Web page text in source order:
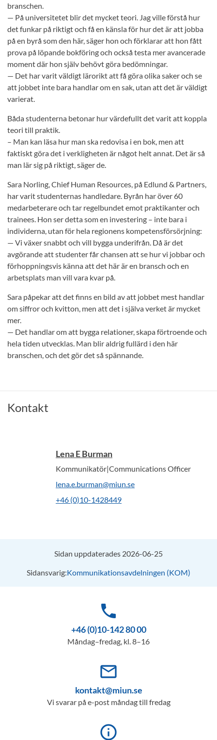
branschen.
— På universitetet blir det mycket teori. Jag ville förstå hur
det funkar på riktigt och få en känsla för hur det är att jobba
på en byrå som den här, säger hon och förklarar att hon fått
prova på löpande bokföring och också testa mer avancerade
moment där hon själv behövt göra bedömningar.
— Det har varit väldigt lärorikt att få göra olika saker och se
att jobbet inte bara handlar om en sak, utan att det är väldigt
varierat.
Båda studenterna betonar hur värdefullt det varit att koppla
teori till praktik.
– Man kan läsa hur man ska redovisa i en bok, men att
faktiskt göra det i verkligheten är något helt annat. Det är så
man lär sig på riktigt, säger de.
Sara Norling, Chief Human Resources, på Edlund & Partners,
har varit studenternas handledare. Byrån har över 60
medarbeterare och tar regelbundet emot praktikanter och
trainees. Hon ser detta som en investering – inte bara i
individerna, utan för hela regionens kompetensförsörjning:
— Vi växer snabbt och vill bygga underifrån. Då är det
avgörande att studenter får chansen att se hur vi jobbar och
förhoppningsvis känna att det här är en bransch och en
arbetsplats man vill vara kvar på.
Sara påpekar att det finns en bild av att jobbet mest handlar
om siffror och kvitton, men att det i själva verket är mycket
mer.
— Det handlar om att bygga relationer, skapa förtroende och
hela tiden utvecklas. Man blir aldrig fullärd i den här
branschen, och det gör det så spännande.
Kontakt
Lena E Burman
Kommunikatör|Communications Officer
lena.e.burman@miun.se
+46 (0)10-1428449
Sidan uppdaterades 2026-06-25
Sidansvarig:Kommunikationsavdelningen (KOM)
phone
+46 (0)10-142 80 00
Måndag–fredag, kl. 8–16
mail_outline
kontakt@miun.se
Vi svarar på e-post måndag till fredag
info_outline